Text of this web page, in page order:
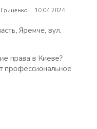
Гриценко
10.04.2024
Яремче, вул.
права в Киеве?
профессиональное